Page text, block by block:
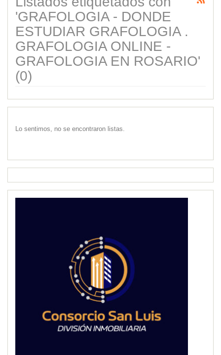
'GRAFOLOGIA - DONDE
ESTUDIAR GRAFOLOGIA .
GRAFOLOGIA ONLINE -
GRAFOLOGIA EN ROSARIO'
(0)
Lo sentimos, no se encontraron listas.